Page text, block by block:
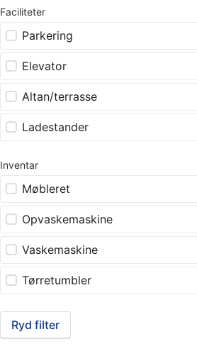
Faciliteter
Parkering
Elevator
Altan/terrasse
Ladestander
Inventar
Møbleret
Opvaskemaskine
Vaskemaskine
Tørretumbler
Ryd filter